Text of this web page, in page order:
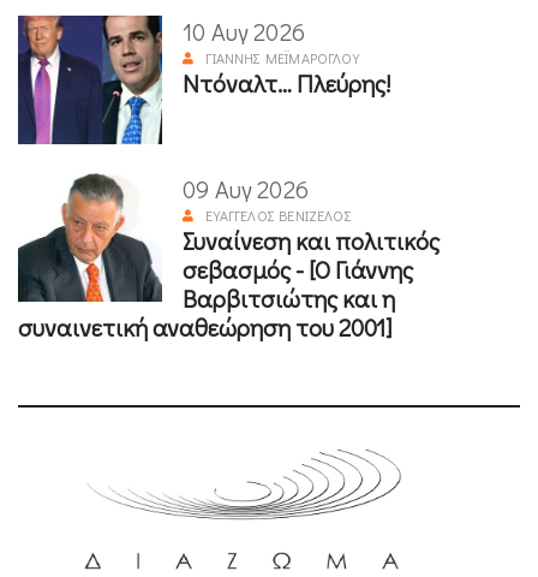
10 Αυγ 2026
ΓΙΆΝΝΗΣ ΜΕΪΜΆΡΟΓΛΟΥ
Ντόναλτ… Πλεύρης!
09 Αυγ 2026
ΕΥΆΓΓΕΛΟΣ ΒΕΝΙΖΈΛΟΣ
Συναίνεση και πολιτικός
σεβασμός - [Ο Γιάννης
Βαρβιτσιώτης και η
συναινετική αναθεώρηση του 2001]